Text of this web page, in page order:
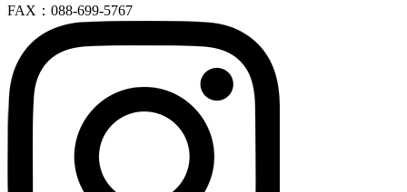
FAX：088-699-5767